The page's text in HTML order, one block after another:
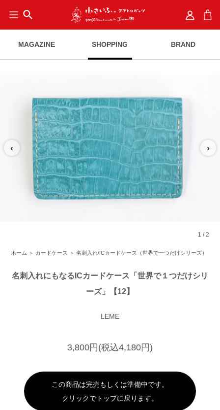
search
MAGAZINE SHOPPING BRAND
‹ ›
1 /2
ホーム ＞ カードケース ＞名刺入れ/ICカードケース（世界で一つだけシリーズ）
名刺入れにもなるICカードケース「世界で１つだけシリ
ーズ」【12】
LEME
3,800円(税込4,180円)
この商品は完売もしくは準備中です。
クリックでトップに戻ります。